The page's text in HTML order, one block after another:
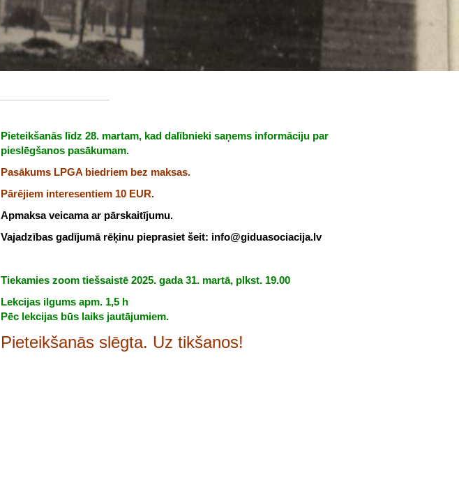
Pieteikšanās līdz 28. martam, kad dalībnieki saņems informāciju par
pieslēgšanos pasākumam.
Pasākums LPGA biedriem bez maksas.
Pārējiem interesentiem 10 EUR.
Apmaksa veicama ar pārskaitījumu.
Vajadzības gadījumā rēķinu pieprasiet šeit: info@giduasociacija.lv
Tiekamies zoom tiešsaistē 2025. gada 31. martā, plkst. 19.00
Lekcijas ilgums apm. 1,5 h
Pēc lekcijas būs laiks jautājumiem.
Pieteikšanās slēgta. Uz tikšanos!